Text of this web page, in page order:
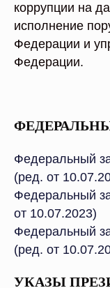
коррупции на
исполнение
Федерации и
Федерации.
Федеральный
(ред. от
Федеральный
от 10.07.2023)
Федеральный
(ред. от
УКАЗЫ